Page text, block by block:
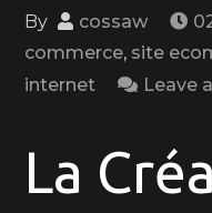
By cossaw
commerce, site
internet
Leave
La